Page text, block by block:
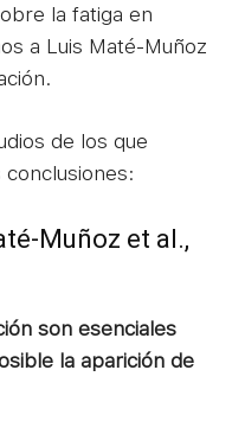
la fatiga en
a Luis Maté-Muñoz
de los que
Muñoz et al.,
son esenciales
la aparición de